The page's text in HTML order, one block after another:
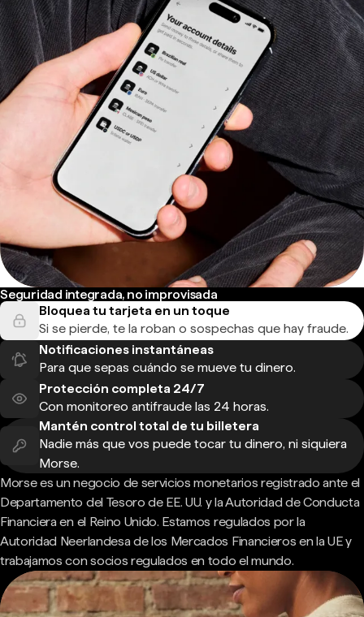
Seguridad integrada, no improvisada
Bloquea tu tarjeta en un toque
Si se pierde, te la roban o sospechas que hay fraude.
Notificaciones instantáneas
Para que sepas cuándo se mueve tu dinero.
Protección completa 24/7
Con monitoreo antifraude las 24 horas.
Mantén control total de tu billetera
Nadie más que vos puede tocar tu dinero, ni siquiera
Morse.
Morse es un negocio de servicios monetarios registrado ante el
Departamento del Tesoro de EE. UU. y la Autoridad de Conducta
Financiera en el Reino Unido. Estamos regulados por la
Autoridad Neerlandesa de los Mercados Financieros en la UE y
trabajamos con socios regulados en todo el mundo.